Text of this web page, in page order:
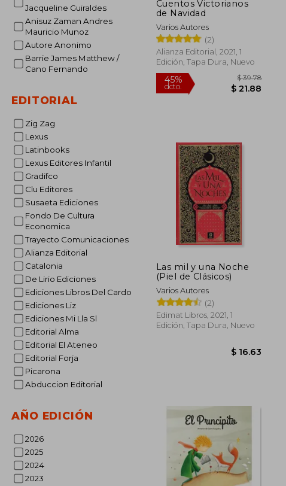
Jacqueline Guiraldes
Anisuz Zaman Andres
Mauricio Munoz
Autore Anonimo
Barrie James Matthew /
Cano Fernando
EDITORIAL
Zig Zag
Lexus
Latinbooks
Lexus Editores Infantil
Gradifco
Clu Editores
Susaeta Ediciones
Fondo De Cultura
Economica
Trayecto Comunicaciones
Alianza Editorial
Catalonia
De Lirio Ediciones
Ediciones Libros Del Cardo
Ediciones Liz
Ediciones Mi Lla Sl
Editorial Alma
Editorial El Ateneo
Editorial Forja
Picarona
Abduccion Editorial
AÑO EDICIÓN
2026
2025
2024
2023
Cuentos Victorianos
de Navidad
Varios Autores
(2)
Alianza Editorial, 2021, 1
Edición, Tapa Dura, Nuevo
45%
dcto.
Las mil y una Noche
(Piel de Clásicos)
Varios Autores
(2)
Edimat Libros, 2021, 1
Edición, Tapa Dura, Nuevo